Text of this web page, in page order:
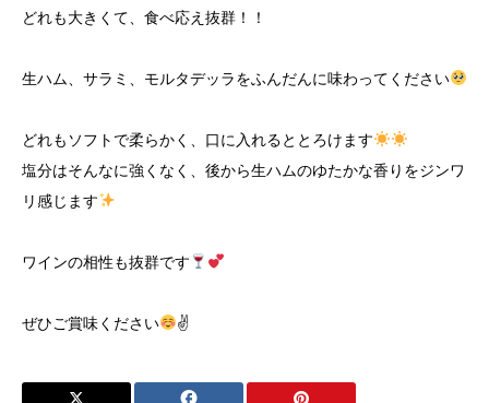
どれも大きくて、食べ応え抜群！！
生ハム、サラミ、モルタデッラをふんだんに味わってください
どれもソフトで柔らかく、口に入れるととろけます
塩分はそんなに強くなく、後から生ハムのゆたかな香りをジンワ
リ感じます
ワインの相性も抜群です
ぜひご賞味ください ✌